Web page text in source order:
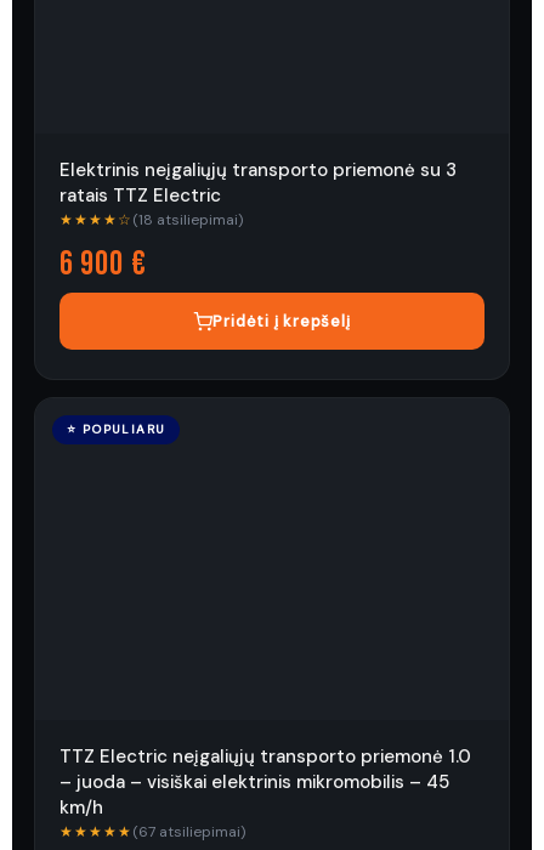
Elektrinis neįgaliųjų transporto priemonė su 3
ratais TTZ Electric
★★★★☆(18 atsiliepimai)
6 900 €
Pridėti į krepšelį
⭐ POPULIARU
TTZ Electric neįgaliųjų transporto priemonė 1.0
– juoda – visiškai elektrinis mikromobilis – 45
km/h
★★★★★(67 atsiliepimai)